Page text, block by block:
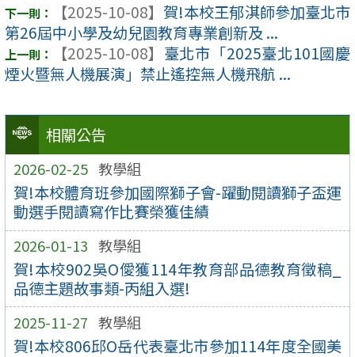
相關公告
2026-02-25 教學組
賀!本校體育班參加國際獅子會-躍動閱讀獅子盃運
動選手閱讀寫作比賽榮獲佳績
2026-01-13 教學組
賀!本校902吳O僾獲114年教育部品德教育徵稿_
品德主題故事類-丙組入選!
2025-11-27 教學組
賀!本校806邱O岳代表臺北市參加114年度全國美
【2025-10-08】 賀!本校王郁淇師參加臺北市
第26屆中小學及幼兒園教育專業創新及 ...
【2025-10-08】 臺北市「2025臺北101國慶
煙火暨無人機展演」禁止遙控無人機飛航 ...